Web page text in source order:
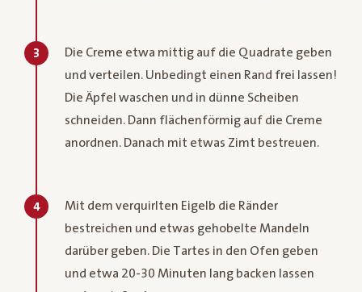
3
Die Creme etwa mittig auf die Quadrate geben
und verteilen. Unbedingt einen Rand frei lassen!
Die Äpfel waschen und in dünne Scheiben
schneiden. Dann flächenförmig auf die Creme
anordnen. Danach mit etwas Zimt bestreuen.
4
Mit dem verquirlten Eigelb die Ränder
bestreichen und etwas gehobelte Mandeln
darüber geben. Die Tartes in den Ofen geben
und etwa 20-30 Minuten lang backen lassen